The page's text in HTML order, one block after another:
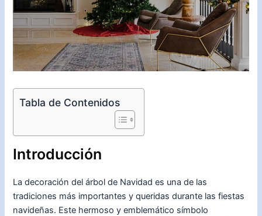
Tabla de Contenidos
Introducción
La decoración del árbol de Navidad es una de las
tradiciones más importantes y queridas durante las fiestas
navideñas. Este hermoso y emblemático símbolo